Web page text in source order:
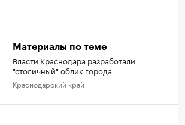
Материалы по теме
Власти Краснодара разработали
"столичный" облик города
Краснодарский край